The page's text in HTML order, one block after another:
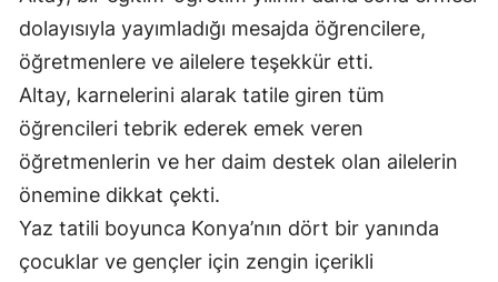
Erzurum
Eskişehir
Gaziantep
Giresun
Hakkari
dolayısıyla yayımladığı mesajda öğrencilere,
öğretmenlere ve ailelere teşekkür etti.
Altay, karnelerini alarak tatile giren tüm
öğrencileri tebrik ederek emek veren
öğretmenlerin ve her daim destek olan ailelerin
önemine dikkat çekti.
Yaz tatili boyunca Konya’nın dört bir yanında
çocuklar ve gençler için zengin içerikli